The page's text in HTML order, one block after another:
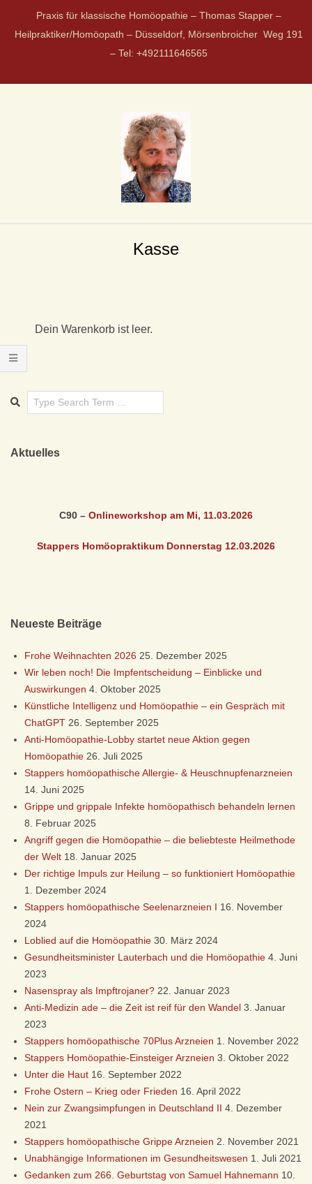
Praxis für klassische Homöopathie – Thomas Stapper –
Heilpraktiker/Homöopath – Düsseldorf, Mörsenbroicher Weg 191
– Tel: +492111646565
P
I
S
F
Ü
S
S
I
S
C
H
E
H
O
M
Ö
O
P
A
T
H
I
Kasse
Dein Warenkorb ist leer.
Aktuelles
C90 – Onlineworkshop am Mi, 11.03.2026
Stappers Homöopraktikum Donnerstag 12.03.2026
Neueste Beiträge
Frohe Weihnachten 2026 25. Dezember 2025
Wir leben noch! Die Impfentscheidung – Einblicke und
Auswirkungen 4. Oktober 2025
Künstliche Intelligenz und Homöopathie – ein Gespräch mit
ChatGPT 26. September 2025
Anti-Homöopathie-Lobby startet neue Aktion gegen
Homöopathie 26. Juli 2025
Stappers homöopathische Allergie- & Heuschnupfenarzneien
14. Juni 2025
Grippe und grippale Infekte homöopathisch behandeln lernen
8. Februar 2025
Angriff gegen die Homöopathie – die beliebteste Heilmethode
der Welt 18. Januar 2025
Der richtige Impuls zur Heilung – so funktioniert Homöopathie
1. Dezember 2024
Stappers homöopathische Seelenarzneien I 16. November
2024
Loblied auf die Homöopathie 30. März 2024
Gesundheitsminister Lauterbach und die Homöopathie 4. Juni
2023
Nasenspray als Impftrojaner? 22. Januar 2023
Anti-Medizin ade – die Zeit ist reif für den Wandel 3. Januar
2023
Stappers homöopathische 70Plus Arzneien 1. November 2022
Stappers Homöopathie-Einsteiger Arzneien 3. Oktober 2022
Unter die Haut 16. September 2022
Frohe Ostern – Krieg oder Frieden 16. April 2022
Nein zur Zwangsimpfungen in Deutschland II 4. Dezember
2021
Stappers homöopathische Grippe Arzneien 2. November 2021
Unabhängige Informationen im Gesundheitswesen 1. Juli 2021
Gedanken zum 266. Geburtstag von Samuel Hahnemann 10.